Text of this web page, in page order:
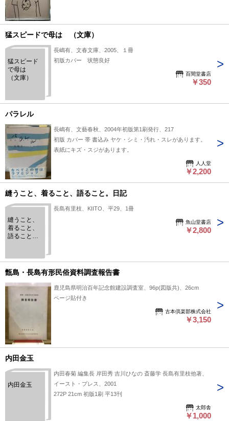
猛スピードで母は （文庫）
猛スピード
で母は
（文庫）
長嶋有、文春文庫、2005、１冊
初版カバー 状態良好
百間堂書店
￥350
パラレル
長嶋有、文藝春秋、2004年初版第1刷発行、217
初版 カバー 帯 書込み ヤケ・シミ・汚れ・スレがあります。
表紙にキズ・スジがあります。
人人堂
￥2,200
縫うこと、着ること、語ること。日記
縫うこと、
着ること、
語ること。
長島有里枝、KIITO、平29、1冊
魚山堂書店
￥2,800
甑島・長島有形民俗資料調査報告書
鹿児島県明治百年記念館建設調査室、96p(図版共)、26cm
ページ貼付き
古本倶楽部株式会社
￥3,150
内田金玉
内田金玉
内田春菊 編集長 岸田秀 吉川ひなの 斎藤学 長島有里枝他著、
イースト・プレス、2001
272P 21cm 初版1刷 平13刊
太郎舎
￥1,000